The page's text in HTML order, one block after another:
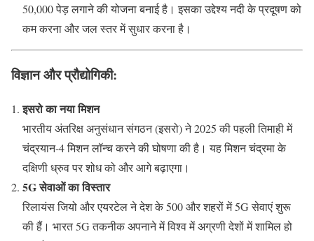
50,000 पेड़ लगाने की योजना बनाई है। इसका उद्देश्य नदी के प्रदूषण को
कम करना और जल स्तर में सुधार करना है।
विज्ञान और प्रौद्योगिकी:
इसरो का नया मिशन
भारतीय अंतरिक्ष अनुसंधान संगठन (इसरो) ने 2025 की पहली तिमाही में
चंद्रयान-4 मिशन लॉन्च करने की घोषणा की है। यह मिशन चंद्रमा के
दक्षिणी ध्रुव पर शोध को और आगे बढ़ाएगा।
5G सेवाओं का विस्तार
रिलायंस जियो और एयरटेल ने देश के 500 और शहरों में 5G सेवाएं शुरू
की हैं। भारत 5G तकनीक अपनाने में विश्व में अग्रणी देशों में शामिल हो